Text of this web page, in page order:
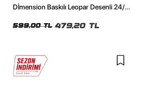
Dİmension Baskılı Leopar Desenli 24/1
599,00 TL 479,20 TL